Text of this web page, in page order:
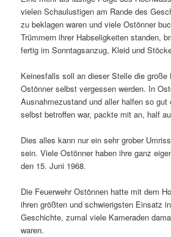
vielen Schaulustigen am Rande des
zu beklagen waren und viele Ostönner
Trümmern ihrer Habseligkeiten standen,
fertig im Sonntagsanzug, Kleid und
Keinesfalls soll an dieser Stelle die
Ostönner selbst vergessen werden. In
Ausnahmezustand und aller halfen so
selbst betroffen war, packte mit an, half
Dies alles kann nur ein sehr grober
sein. Viele Ostönner haben ihre ganz
den 15. Juni 1968.
Die Feuerwehr Ostönnen hatte mit dem
ihren größten und schwierigsten Einsatz
Geschichte, zumal viele Kameraden
waren.